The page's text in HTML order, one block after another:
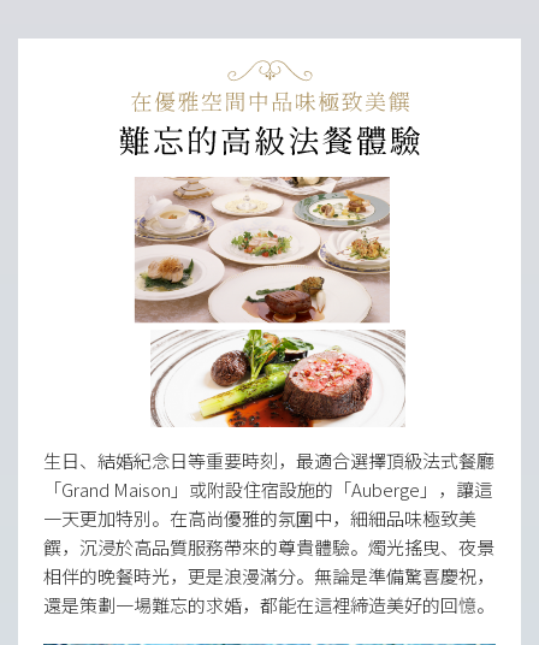
生日、結婚紀念日等重要時刻，最適合選擇頂級法式餐廳
「Grand Maison」或附設住宿設施的「Auberge」，讓這
一天更加特別。在高尚優雅的氛圍中，細細品味極致美
饌，沉浸於高品質服務帶來的尊貴體驗。燭光搖曳、夜景
相伴的晚餐時光，更是浪漫滿分。無論是準備驚喜慶祝，
還是策劃一場難忘的求婚，都能在這裡締造美好的回憶。